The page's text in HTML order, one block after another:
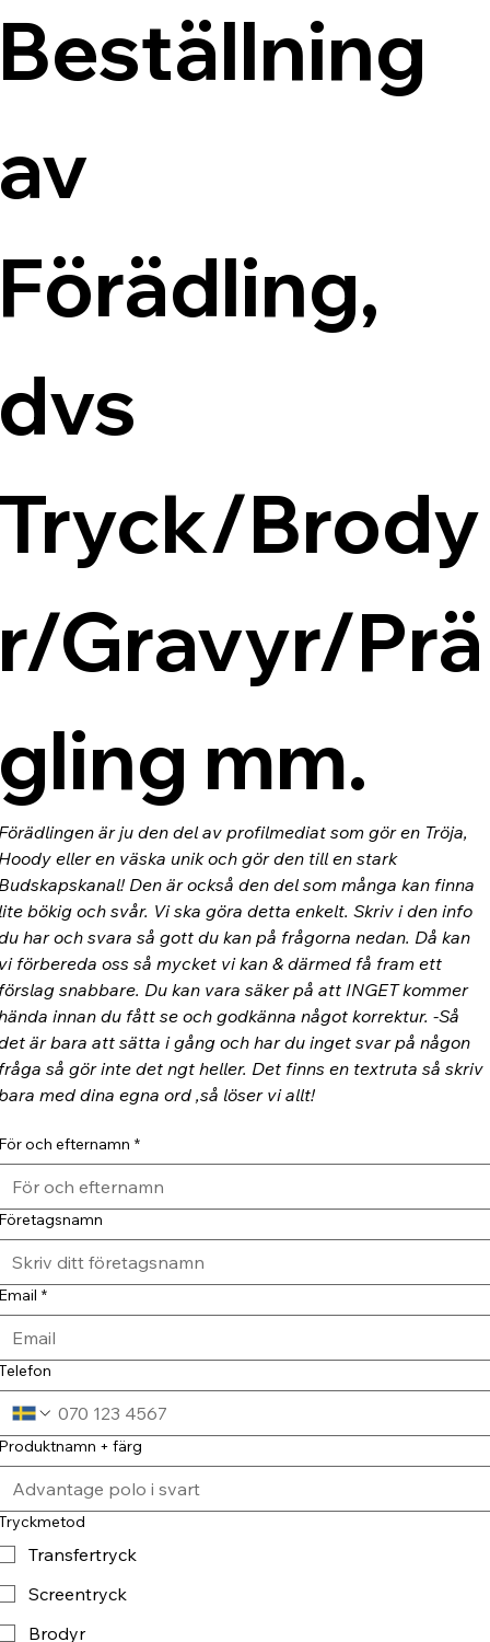
Brody
Gravyr/Prä
mm.
är ju den del av profilmediat som gör en Tröja,
eller en väska unik och gör den till en stark
Den är också den del som många kan finna
bökig och svår. Vi ska göra detta enkelt. Skriv i den info
har och svara så gott du kan på frågorna nedan. Då kan
förbereda oss så mycket vi kan & därmed få fram ett
snabbare. Du kan vara säker på att INGET kommer
innan du fått se och godkänna något korrektur. -Så
är bara att sätta i gång och har du inget svar på någon
så gör inte det ngt heller. Det finns en textruta så skriv
med dina egna ord ,så löser vi allt!
och efternamn *
*
+ färg
Transfertryck
Screentryck
Brodyr